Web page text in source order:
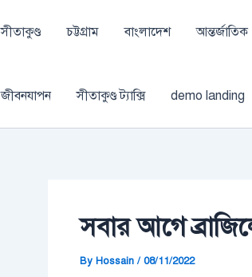
সীতাকুণ্ড চট্টগ্রাম বাংলাদেশ আন্তর্জাতিক
জীবনযাপন সীতাকুণ্ড ট্যাক্সি demo landing
সবার আগে
By Hossain /08/11/2022
navigation